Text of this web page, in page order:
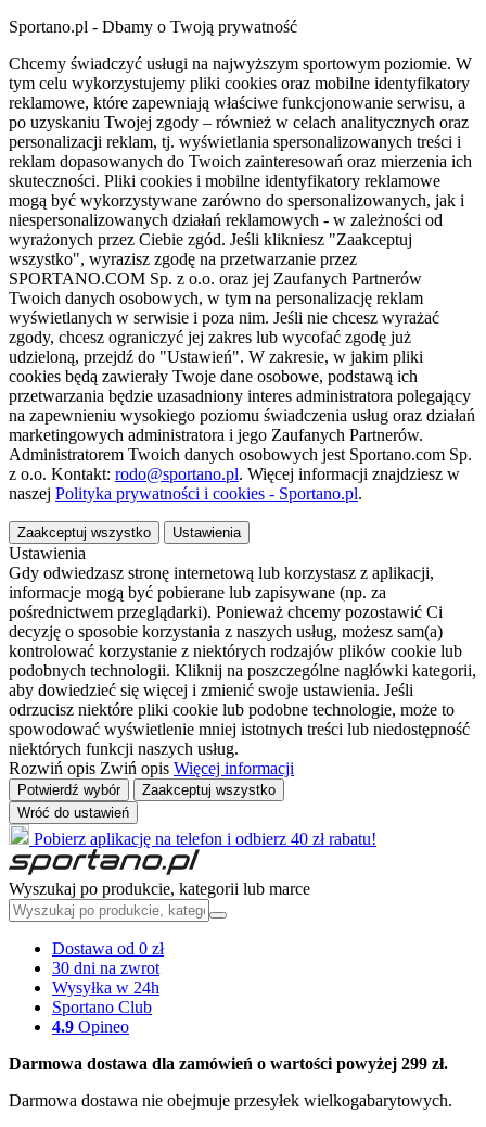
Sportano.pl - Dbamy o Twoją prywatność
Chcemy świadczyć usługi na najwyższym sportowym poziomie. W
tym celu wykorzystujemy pliki cookies oraz mobilne identyfikatory
reklamowe, które zapewniają właściwe funkcjonowanie serwisu, a
po uzyskaniu Twojej zgody – również w celach analitycznych oraz
personalizacji reklam, tj. wyświetlania spersonalizowanych treści i
reklam dopasowanych do Twoich zainteresowań oraz mierzenia ich
skuteczności. Pliki cookies i mobilne identyfikatory reklamowe
mogą być wykorzystywane zarówno do spersonalizowanych, jak i
niespersonalizowanych działań reklamowych - w zależności od
wyrażonych przez Ciebie zgód. Jeśli klikniesz "Zaakceptuj
wszystko", wyrazisz zgodę na przetwarzanie przez
SPORTANO.COM Sp. z o.o. oraz jej Zaufanych Partnerów
Twoich danych osobowych, w tym na personalizację reklam
wyświetlanych w serwisie i poza nim. Jeśli nie chcesz wyrażać
zgody, chcesz ograniczyć jej zakres lub wycofać zgodę już
udzieloną, przejdź do "Ustawień". W zakresie, w jakim pliki
cookies będą zawierały Twoje dane osobowe, podstawą ich
przetwarzania będzie uzasadniony interes administratora polegający
na zapewnieniu wysokiego poziomu świadczenia usług oraz działań
marketingowych administratora i jego Zaufanych Partnerów.
Administratorem Twoich danych osobowych jest Sportano.com Sp.
z o.o. Kontakt: rodo@sportano.pl. Więcej informacji znajdziesz w
naszej Polityka prywatności i cookies - Sportano.pl.
Zaakceptuj wszystko Ustawienia
Ustawienia
Gdy odwiedzasz stronę internetową lub korzystasz z aplikacji,
informacje mogą być pobierane lub zapisywane (np. za
pośrednictwem przeglądarki). Ponieważ chcemy pozostawić Ci
decyzję o sposobie korzystania z naszych usług, możesz sam(a)
kontrolować korzystanie z niektórych rodzajów plików cookie lub
podobnych technologii. Kliknij na poszczególne nagłówki kategorii,
aby dowiedzieć się więcej i zmienić swoje ustawienia. Jeśli
odrzucisz niektóre pliki cookie lub podobne technologie, może to
spowodować wyświetlenie mniej istotnych treści lub niedostępność
niektórych funkcji naszych usług.
Rozwiń opis Zwiń opis Więcej informacji
Potwierdź wybór
Zaakceptuj wszystko
Wróć do ustawień
Pobierz aplikację na telefon i odbierz 40 zł rabatu!
Wyszukaj po produkcie, kategorii lub marce
Dostawa od 0 zł
30 dni na zwrot
Wysyłka w 24h
Sportano Club
4.9 Opineo
Darmowa dostawa dla zamówień o wartości powyżej 299 zł.
Darmowa dostawa nie obejmuje przesyłek wielkogabarytowych.